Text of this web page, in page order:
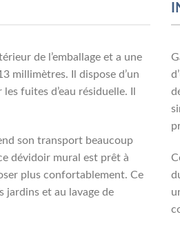
de l’emballage et a une
millimètres. Il dispose d’un
fuites d’eau résiduelle. Il
son transport beaucoup
dévidoir mural est prêt à
plus confortablement. Ce
jardins et au lavage de